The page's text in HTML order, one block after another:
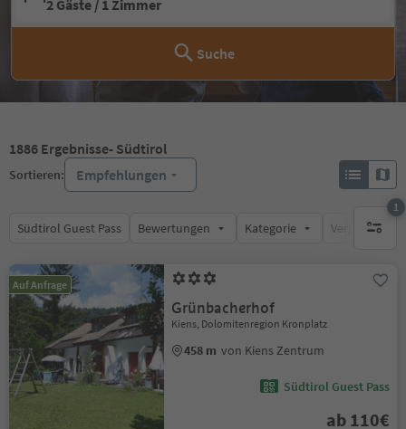
2 Gäste / 1 Zimmer
Suche
1886 Ergebnisse- Südtirol
Sortieren: Empfehlungen
Südtirol Guest Pass Bewertungen Kategorie
1
1
Auf Anfrage
Grünbacherhof
Kiens, Dolomitenregion Kronplatz
458 m von Kiens Zentrum
Südtirol Guest Pass
ab 110€